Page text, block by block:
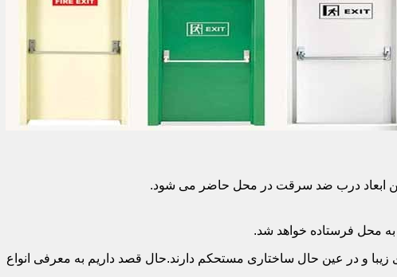
ابعاد درب ضد سرقت در محل حاضر می شود.
محل فرستاده خواهد شد.
و در عین حال ساختاری مستحکم دارند.حال قصد داریم به معرفی انواع